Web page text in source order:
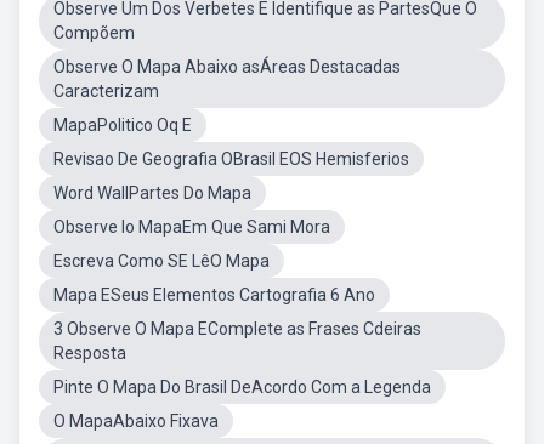
Observe Um Dos Verbetes E Identifique as PartesQue O
Compõem
Observe O Mapa Abaixo asÁreas Destacadas
Caracterizam
MapaPolitico Oq E
Revisao De Geografia OBrasil EOS Hemisferios
Word WallPartes Do Mapa
Observe Io MapaEm Que Sami Mora
Escreva Como SE LêO Mapa
Mapa ESeus Elementos Cartografia 6 Ano
3 Observe O Mapa EComplete as Frases Cdeiras
Resposta
Pinte O Mapa Do Brasil DeAcordo Com a Legenda
O MapaAbaixo Fixava